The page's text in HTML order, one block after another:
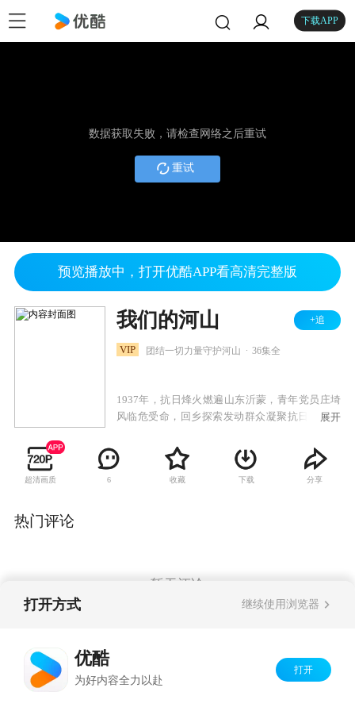
下载APP
数据获取失败，请检查网络之后重试
重试
预览播放中，打开优酷APP看高清完整版
我们的河山 +追
VIP 团结一切力量守护河山 36集全
1937年，抗日烽火燃遍山东沂蒙，青年党员庄埼
风临危受命，回乡探索发动群众凝聚抗日力量之
沙成塔，团结一切可以团结的力量，领悟了“兵民
是胜利之本”的题中之义。在敌后也是抗日的最前
线，军民同心浴血奋战，水乳交融，生死与共，
展开
超清画质 6 收藏 下载 分享
热门评论
暂无评论
打开方式 继续使用浏览器
优酷
为好内容全力以赴
打开